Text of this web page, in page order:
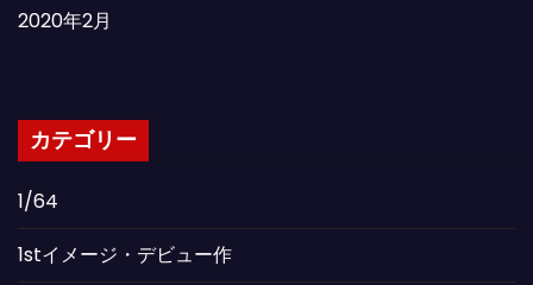
2020年2月
カテゴリー
1/64
1stイメージ・デビュー作